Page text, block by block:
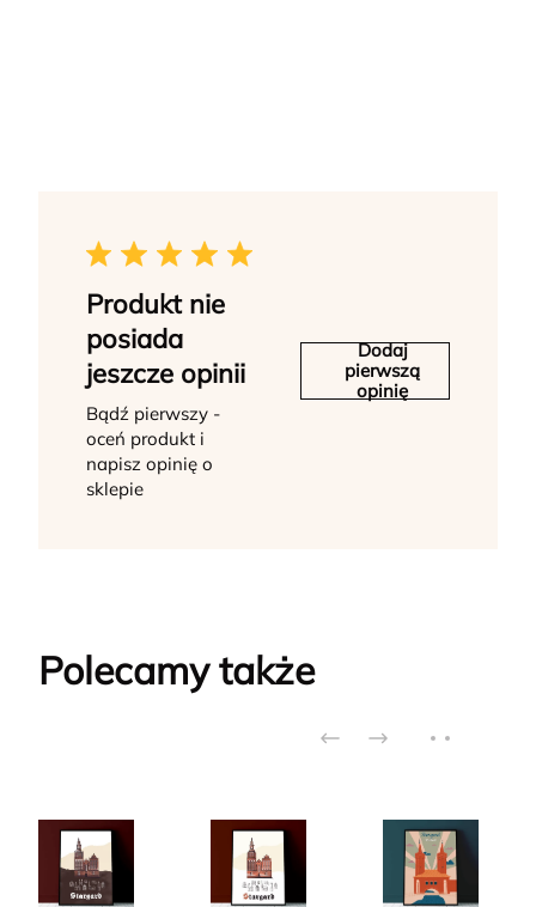
Produkt nie
posiada
jeszcze opinii
Bądź pierwszy -
oceń produkt i
napisz opinię o
sklepie
Dodaj
pierwszą
opinię
Polecamy także